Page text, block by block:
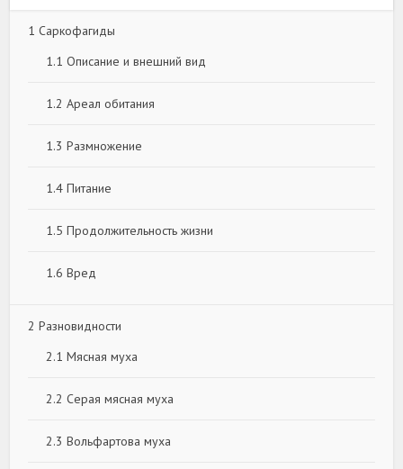
1 Саркофагиды
1.1 Описание и внешний вид
1.2 Ареал обитания
1.3 Размножение
1.4 Питание
1.5 Продолжительность жизни
1.6 Вред
2 Разновидности
2.1 Мясная муха
2.2 Серая мясная муха
2.3 Вольфартова муха